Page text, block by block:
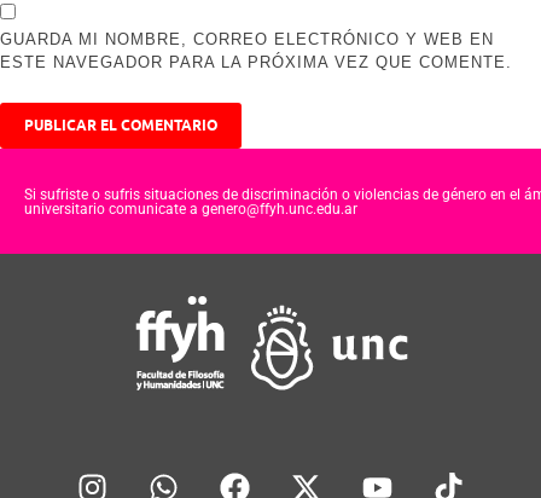
GUARDA MI NOMBRE, CORREO ELECTRÓNICO Y WEB EN
ESTE NAVEGADOR PARA LA PRÓXIMA VEZ QUE COMENTE.
Si sufriste o sufris situaciones de discriminación o violencias de género en el
universitario comunicate a genero@ffyh.unc.edu.ar